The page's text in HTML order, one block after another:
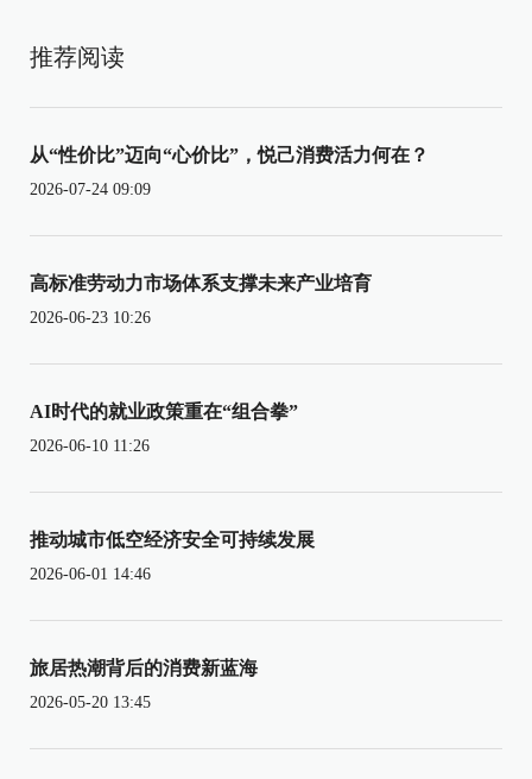
推荐阅读
从“性价比”迈向“心价比”，悦己消费活力何在？
2026-07-24 09:09
高标准劳动力市场体系支撑未来产业培育
2026-06-23 10:26
AI时代的就业政策重在“组合拳”
2026-06-10 11:26
推动城市低空经济安全可持续发展
2026-06-01 14:46
旅居热潮背后的消费新蓝海
2026-05-20 13:45